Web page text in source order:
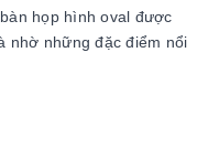
họp hình oval được
nhờ những đặc điểm nổi